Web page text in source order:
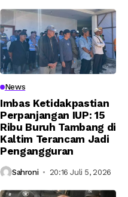
News
Imbas Ketidakpastian
Perpanjangan IUP: 15
Ribu Buruh Tambang di
Kaltim Terancam Jadi
Pengangguran
Sahroni 20:16 Juli 5, 2026